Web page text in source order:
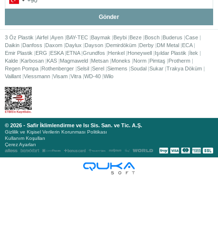
Gönder
3 Öz Plastik Airfel Ayen BAY-TEC Baymak Beybi Beze Bosch Buderus Case
Daikin Danfoss Daxom Daylux Dayson Demirdöküm Derby DM Metal ECA
Emir Plastik
ERG ESKA ETNA Grundfos Henkel Honeywell Işıldar Plastik
İtek
Kalde Karbosan KAS Magmaweld Metsan Moneks Norm Pimtaş
Protherm
Regen Pompa Rothenberger Selsil Serel Siemens Soudal Sukar Trakya Döküm
Vaillant Viessmann Visam Vitra WD-40 Wilo
© 2026 - Safir İklimlendirme ve Isı Sis. San. ve Tic. A.Ş.
Gizlilik ve Kişisel Verilerin Korunması Politikası
Kullanım Koşulları
Çerez Ayarları